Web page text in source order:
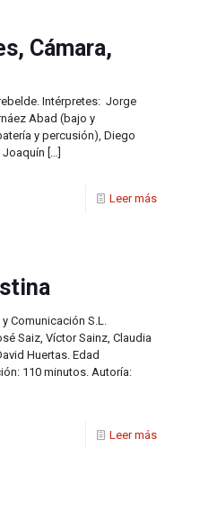
Cámara,
Intérpretes: Jorge
Abad (bajo y
y percusión), Diego
Joaquín […]
Leer más
Comunicación S.L.
Saiz, Víctor Sainz, Claudia
Huertas. Edad
110 minutos. Autoría:
Leer más